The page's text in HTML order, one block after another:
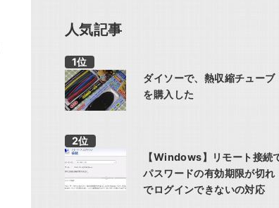
人気記事
ダイソーで、熱収縮チューブ
を購入した
【Windows】リモート接続
パスワードの有効期限が切れ
でログインできないの対応